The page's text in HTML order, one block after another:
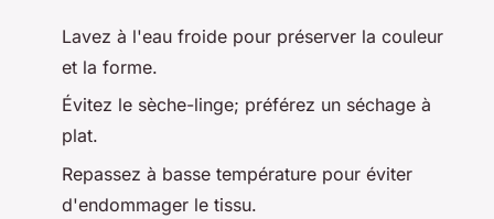
Lavez à l'eau froide pour préserver la couleur
et la forme.
Évitez le sèche-linge; préférez un séchage à
plat.
Repassez à basse température pour éviter
d'endommager le tissu.